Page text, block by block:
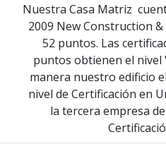
Nuestra Casa Matriz
2009 New Construction
52 puntos. Las
puntos obtienen el nivel
manera nuestro edificio
nivel de Certificación en
la tercera empresa